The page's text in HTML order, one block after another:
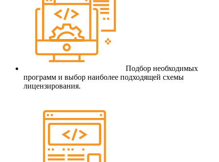
Подбор необходимых
программ и выбор наиболее подходящей схемы
лицензирования.